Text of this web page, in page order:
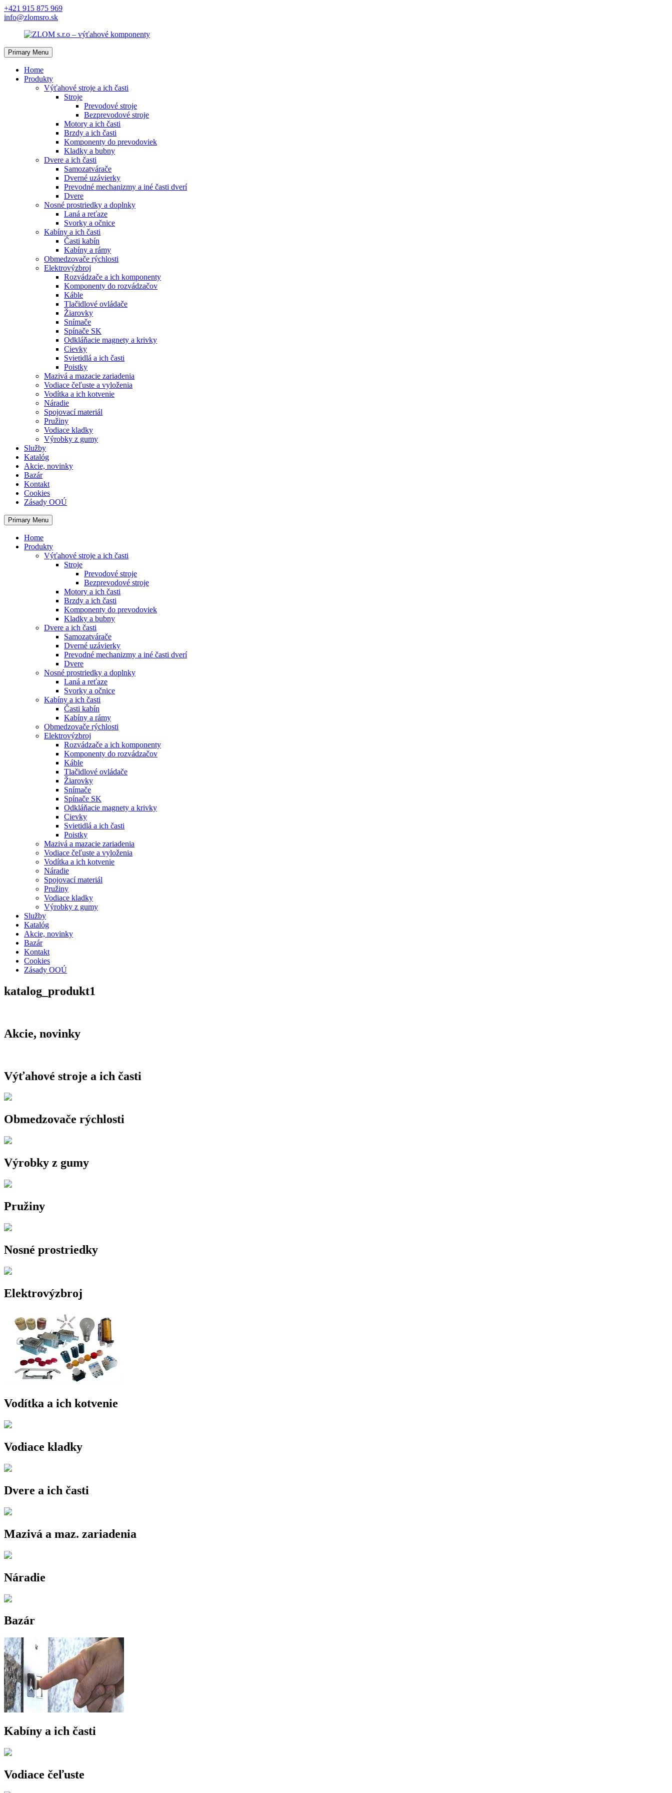
Skip
to
+421 915 875 969
info@zlomsro.sk
Primary Menu
Home
Produkty
Výťahové stroje a ich časti
Stroje
Prevodové stroje
Bezprevodové stroje
Motory a ich časti
Brzdy a ich časti
Komponenty do prevodoviek
Kladky a bubny
Dvere a ich časti
Samozatvárače
Dverné uzávierky
Prevodné mechanizmy a iné časti dverí
Dvere
Nosné prostriedky a doplnky
Laná a reťaze
Svorky a očnice
Kabíny a ich časti
Časti kabín
Kabíny a rámy
Obmedzovače rýchlosti
Elektrovýzbroj
Rozvádzače a ich komponenty
Komponenty do rozvádzačov
Káble
Tlačidlové ovládače
Žiarovky
Snímače
Spínače SK
Odkláňacie magnety a krivky
Cievky
Svietidlá a ich časti
Poistky
Mazivá a mazacie zariadenia
Vodiace čeľuste a vyloženia
Vodítka a ich kotvenie
Náradie
Spojovací materiál
Pružiny
Vodiace kladky
Výrobky z gumy
Služby
Katalóg
Akcie, novinky
Bazár
Kontakt
Cookies
Zásady OOÚ
Primary Menu
Home
Produkty
Výťahové stroje a ich časti
Stroje
Prevodové stroje
Bezprevodové stroje
Motory a ich časti
Brzdy a ich časti
Komponenty do prevodoviek
Kladky a bubny
Dvere a ich časti
Samozatvárače
Dverné uzávierky
Prevodné mechanizmy a iné časti dverí
Dvere
Nosné prostriedky a doplnky
Laná a reťaze
Svorky a očnice
Kabíny a ich časti
Časti kabín
Kabíny a rámy
Obmedzovače rýchlosti
Elektrovýzbroj
Rozvádzače a ich komponenty
Komponenty do rozvádzačov
Káble
Tlačidlové ovládače
Žiarovky
Snímače
Spínače SK
Odkláňacie magnety a krivky
Cievky
Svietidlá a ich časti
Poistky
Mazivá a mazacie zariadenia
Vodiace čeľuste a vyloženia
Vodítka a ich kotvenie
Náradie
Spojovací materiál
Pružiny
Vodiace kladky
Výrobky z gumy
Služby
Katalóg
Akcie, novinky
Bazár
Kontakt
Cookies
Zásady OOÚ
katalog_produkt1
Akcie, novinky
Výťahové stroje a ich časti
Obmedzovače rýchlosti
Výrobky z gumy
Pružiny
Nosné prostriedky
Elektrovýzbroj
Vodítka a ich kotvenie
Vodiace kladky
Dvere a ich časti
Mazivá a maz. zariadenia
Náradie
Bazár
Kabíny a ich časti
Vodiace čeľuste